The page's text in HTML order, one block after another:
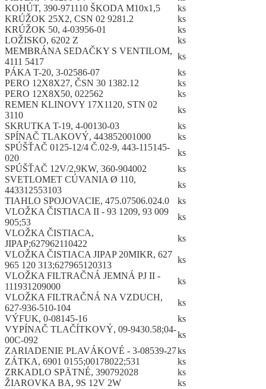
KOHÚT, 390-971110 ŠKODA M10x1,5
ks
KRÚŽOK 25X2, CSN 02 9281.2
ks
KRÚŽOK 50, 4-03956-01
ks
LOŽISKO, 6202 Z
ks
MEMBRÁNA SEDAČKY S VENTILOM,
4111 5417
ks
PÁKA T-20, 3-02586-07
ks
PERO 12X8X27, ČSN 30 1382.12
ks
PERO 12X8X50, 022562
ks
REMEN KLINOVY 17X1120, STN 02
3110
ks
SKRUTKA T-19, 4-00130-03
ks
SPÍNAČ TLAKOVÝ, 443852001000
ks
SPÚŠŤAČ 0125-12/4 Č.02-9, 443-115145-
020
ks
SPÚŠŤAČ 12V/2,9KW, 360-904002
ks
SVETLOMET CÚVANIA Ø 110,
443312553103
ks
TIAHLO SPOJOVACIE, 475.07506.024.0
ks
VLOŽKA ČISTIACA II - 93 1209, 93 009
905;53
ks
VLOŽKA ČISTIACA,
JIPAP;627962110422
ks
VLOŽKA ČISTIACA JIPAP 20MIKR, 627
965 120 313;627965120313
ks
VLOŽKA FILTRAČNÁ JEMNÁ PJ II -
111931209000
ks
VLOŽKA FILTRAČNÁ NA VZDUCH,
627-936-510-104
ks
VÝFUK, 0-08145-16
ks
VYPÍNAČ TLAČÍTKOVÝ, 09-9430.58;04-
00C-092
ks
ZARIADENIE PLAVÁKOVÉ - 3-08539-27ks
ZÁTKA, 6901 0155;00178022;531
ks
ZRKADLO SPÄTNÉ, 390792028
ks
ŽIAROVKA BA, 9S 12V 2W
ks